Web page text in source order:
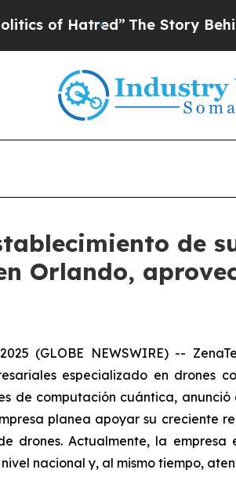
The Story Behind
de
Orlando,
(GLOBE NEWSWIRE) --
especializado en drones
de computación cuántica,
planea apoyar su
drones. Actualmente, la
nacional y, al mismo tiempo,